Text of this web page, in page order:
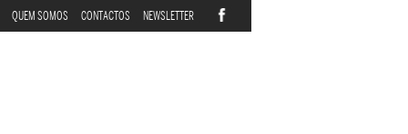
QUEM SOMOS CONTACTOS NEWSLETTER